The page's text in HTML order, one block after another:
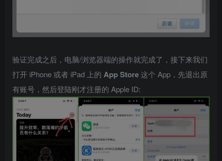
验证完成之后，电脑/浏览器端的操作就完成了，接下来我们
打开 iPhone 或者 iPad 上的 App Store这个 App，先退出原
有账号，然后登陆刚才注册的 Apple ID: